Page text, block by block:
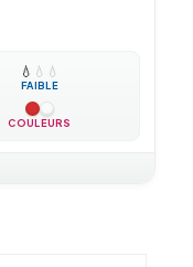
💧 💧 💧
FAIBLE
COULEURS